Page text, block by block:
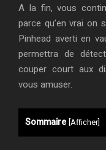
A la fin, vous
parce qu’en vrai on
Pinhead averti en
permettra de
couper court aux
vous amuser.
Sommaire [Afficher]